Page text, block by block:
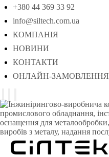
+380 44 369 33 92
info@siltech.com.ua
КОМПАНІЯ
НОВИНИ
КОНТАКТИ
ОНЛАЙН-ЗАМОВЛЕННЯ